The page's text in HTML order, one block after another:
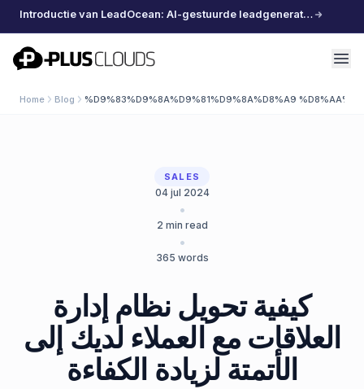
Introductie van LeadOcean: AI-gestuurde leadgeneratie, samengestelde data, moeiteloos schalen
PlusClouds
Home Blog %D9%83%D9%8A%D9%81%D9%8A%D8%A9
SALES
04 jul 2024
•
2 min read
•
365 words
كيفية تحويل نظام إدارة
العلاقات مع العملاء لديك إلى
الأتمتة لزيادة الكفاءة